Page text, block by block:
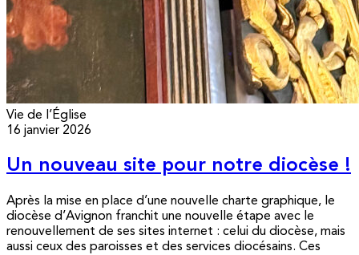
Vie de l’Église
16 janvier 2026
Un nouveau site pour notre diocèse !
Après la mise en place d’une nouvelle charte graphique, le
diocèse d’Avignon franchit une nouvelle étape avec le
renouvellement de ses sites internet : celui du diocèse, mais
aussi ceux des paroisses et des services diocésains. Ces